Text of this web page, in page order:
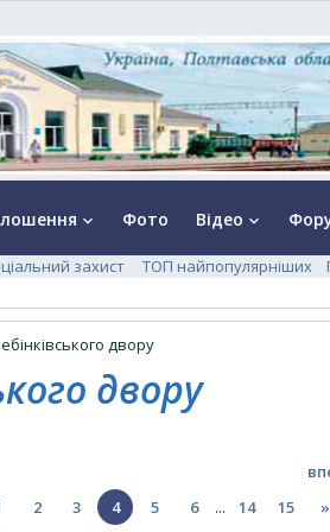
keyboard_arrow_down Фото Відео keyboard_arrow_down
захист ТОП найпопулярніших
двору
двору
2 3 4 5 6 ... 14 15
»